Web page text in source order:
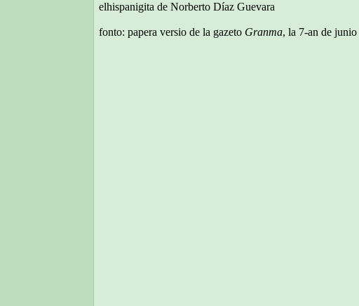
elhispanigita de Norberto Díaz Guevara
fonto: papera versio de la gazeto Granma, la 7-an de